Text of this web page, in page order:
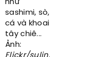
như
sashimi, sò,
cá và khoai
tây chiê...
Ảnh: